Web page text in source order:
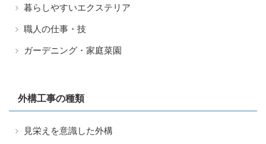
暮らしやすいエクステリア
職人の仕事・技
ガーデニング・家庭菜園
外構工事の種類
見栄えを意識した外構